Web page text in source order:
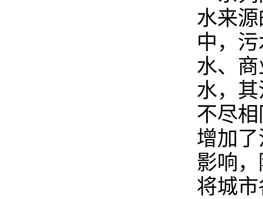
水来
中，
水、
水，
不尽
增加
影响
将城